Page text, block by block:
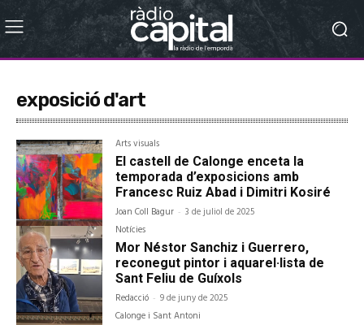
exposició d'art
Arts visuals
El castell de Calonge enceta la
temporada d’exposicions amb
Francesc Ruiz Abad i Dimitri Kosiré
Joan Coll Bagur - 3 de juliol de 2025
Notícies
Mor Néstor Sanchiz i Guerrero,
reconegut pintor i aquarel·lista de
Sant Feliu de Guíxols
Redacció - 9 de juny de 2025
Calonge i Sant Antoni